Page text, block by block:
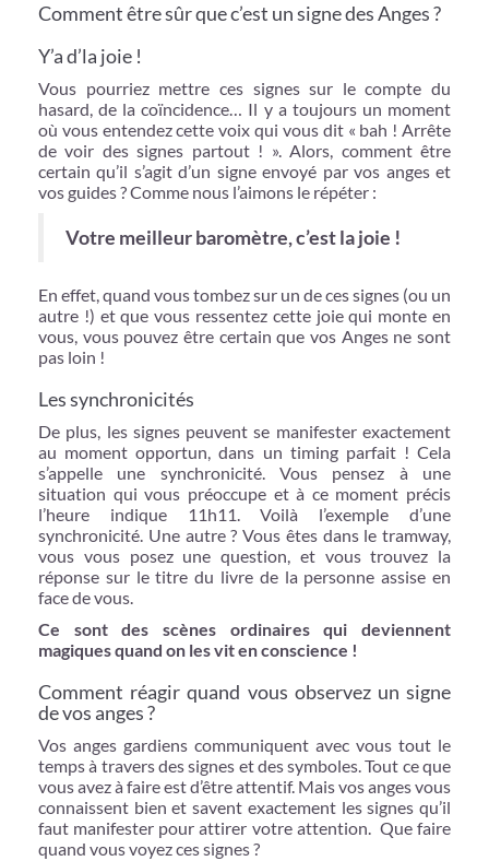
Comment être sûr que c’est un signe des Anges ?
Y’a d’la joie !
Vous pourriez mettre ces signes sur le compte du
hasard, de la coïncidence… Il y a toujours un moment
où vous entendez cette voix qui vous dit « bah ! Arrête
de voir des signes partout ! ». Alors, comment être
certain qu’il s’agit d’un signe envoyé par vos anges et
vos guides ? Comme nous l’aimons le répéter :
Votre meilleur baromètre, c’est la joie !
En effet, quand vous tombez sur un de ces signes (ou un
autre !) et que vous ressentez cette joie qui monte en
vous, vous pouvez être certain que vos Anges ne sont
pas loin !
Les synchronicités
De plus, les signes peuvent se manifester exactement
au moment opportun, dans un timing parfait ! Cela
s’appelle une synchronicité. Vous pensez à une
situation qui vous préoccupe et à ce moment précis
l’heure indique 11h11. Voilà l’exemple d’une
synchronicité. Une autre ? Vous êtes dans le tramway,
vous vous posez une question, et vous trouvez la
réponse sur le titre du livre de la personne assise en
face de vous.
Ce sont des scènes ordinaires qui deviennent
magiques quand on les vit en conscience !
Comment réagir quand vous observez un signe
de vos anges ?
Vos anges gardiens communiquent avec vous tout le
temps à travers des signes et des symboles. Tout ce que
vous avez à faire est d’être attentif. Mais vos anges vous
connaissent bien et savent exactement les signes qu’il
faut manifester pour attirer votre attention. Que faire
quand vous voyez ces signes ?